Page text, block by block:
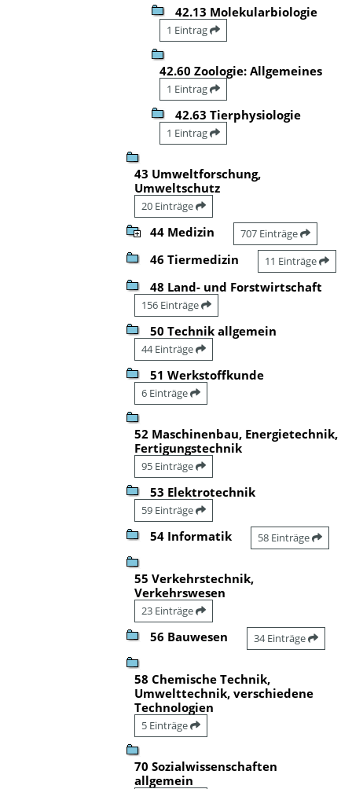
42.13 Molekularbiologie
1 Eintrag
42.60 Zoologie: Allgemeines
1 Eintrag
42.63 Tierphysiologie
1 Eintrag
43 Umweltforschung,
Umweltschutz
20 Einträge
44 Medizin 707 Einträge
46 Tiermedizin 11 Einträge
48 Land- und Forstwirtschaft
156 Einträge
50 Technik allgemein
44 Einträge
51 Werkstoffkunde
6 Einträge
52 Maschinenbau, Energietechnik,
Fertigungstechnik
95 Einträge
53 Elektrotechnik
59 Einträge
54 Informatik 58 Einträge
55 Verkehrstechnik,
Verkehrswesen
23 Einträge
56 Bauwesen 34 Einträge
58 Chemische Technik,
Umwelttechnik, verschiedene
Technologien
5 Einträge
70 Sozialwissenschaften
allgemein